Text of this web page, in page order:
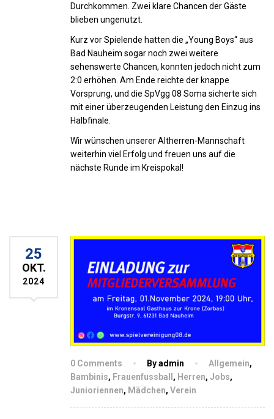
Durchkommen. Zwei klare Chancen der Gäste
blieben ungenutzt.
Kurz vor Spielende hatten die „Young Boys“ aus
Bad Nauheim sogar noch zwei weitere
sehenswerte Chancen, konnten jedoch nicht zum
2:0 erhöhen. Am Ende reichte der knappe
Vorsprung, und die SpVgg 08 Soma sicherte sich
mit einer überzeugenden Leistung den Einzug ins
Halbfinale.
Wir wünschen unserer Altherren-Mannschaft
weiterhin viel Erfolg und freuen uns auf die
nächste Runde im Kreispokal!
25
OKT.
2024
0 Comments By admin Allgemein,
Bambinis, Frauenfussball , Herren, Jobs,
Junioriennen, Mädchen, Verein